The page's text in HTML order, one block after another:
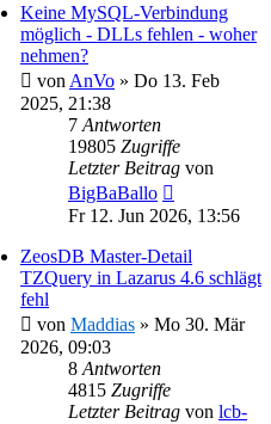
Keine MySQL-Verbindung
möglich - DLLs fehlen - woher
nehmen?
von AnVo » Do 13. Feb
2025, 21:38
7 Antworten
19805 Zugriffe
Letzter Beitrag von
BigBaBallo
Fr 12. Jun 2026, 13:56
ZeosDB Master-Detail
TZQuery in Lazarus 4.6 schlägt
fehl
von Maddias » Mo 30. Mär
2026, 09:03
8 Antworten
4815 Zugriffe
Letzter Beitrag von lcb-